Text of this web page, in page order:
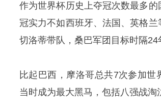
作为世界杯历史上夺冠次数最多
冠实力不如西班牙、法国、英格
切洛蒂带队，桑巴军团目标时隔24
比起巴西，摩洛哥总共7次参加世
当时成为最大黑马，包括八强战淘